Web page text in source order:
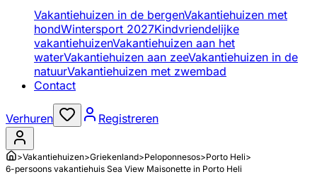
Vakantiehuizen in de bergenVakantiehuizen met
hondWintersport 2027Kindvriendelijke
vakantiehuizenVakantiehuizen aan het
waterVakantiehuizen aan zeeVakantiehuizen in de
natuurVakantiehuizen met zwembad
Contact
Verhuren Registreren
>Vakantiehuizen>Griekenland>Peloponnesos>Porto Heli>
6-persoons vakantiehuis Sea View Maisonette in Porto Heli